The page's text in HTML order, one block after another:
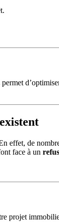
effet, de
face à un
projet